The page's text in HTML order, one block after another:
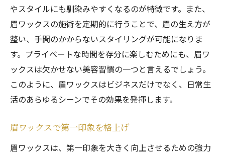
やスタイルにも馴染みやすくなるのが特徴です。また、
眉ワックスの施術を定期的に行うことで、眉の生え方が
整い、手間のかからないスタイリングが可能になりま
す。プライベートな時間を存分に楽しむためにも、眉ワ
ックスは欠かせない美容習慣の一つと言えるでしょう。
このように、眉ワックスはビジネスだけでなく、日常生
活のあらゆるシーンでその効果を発揮します。
眉ワックスで第一印象を格上げ
眉ワックスは、第一印象を大きく向上させるための強力